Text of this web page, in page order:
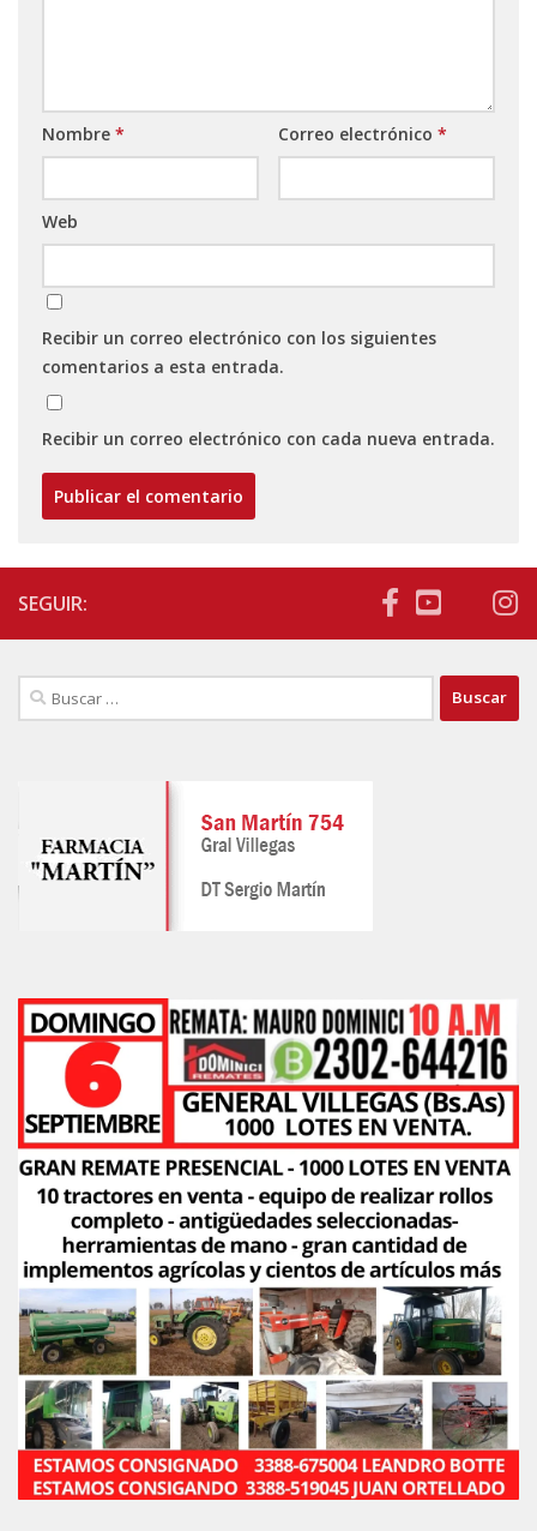
Nombre * Correo electrónico *
Web
Recibir un correo electrónico con los siguientes
comentarios a esta entrada.
Recibir un correo electrónico con cada nueva entrada.
SEGUIR:
Buscar: